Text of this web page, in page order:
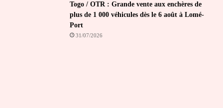
Togo / OTR : Grande vente aux enchères de
plus de 1 000 véhicules dès le 6 août à Lomé-
Port
31/07/2026